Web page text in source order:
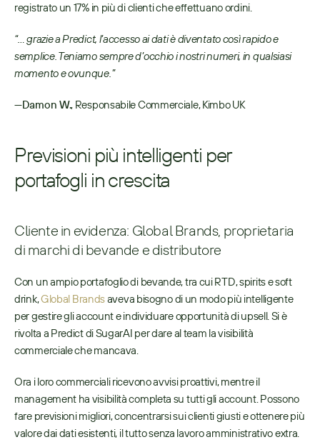
registrato un 17% in più di clienti che effettuano ordini.
“… grazie a Predict, l’accesso ai dati è diventato così rapido e
semplice. Teniamo sempre d’occhio i nostri numeri, in qualsiasi
momento e ovunque.”
—Damon W., Responsabile Commerciale, Kimbo UK
Previsioni più intelligenti per
portafogli in crescita
Cliente in evidenza: Global Brands, proprietaria
di marchi di bevande e distributore
Con un ampio portafoglio di bevande, tra cui RTD, spirits e soft
drink, Global Brands aveva bisogno di un modo più intelligente
per gestire gli account e individuare opportunità di upsell. Si è
rivolta a Predict di SugarAI per dare al team la visibilità
commerciale che mancava.
Ora i loro commerciali ricevono avvisi proattivi, mentre il
management ha visibilità completa su tutti gli account. Possono
fare previsioni migliori, concentrarsi sui clienti giusti e ottenere più
valore dai dati esistenti, il tutto senza lavoro amministrativo extra.